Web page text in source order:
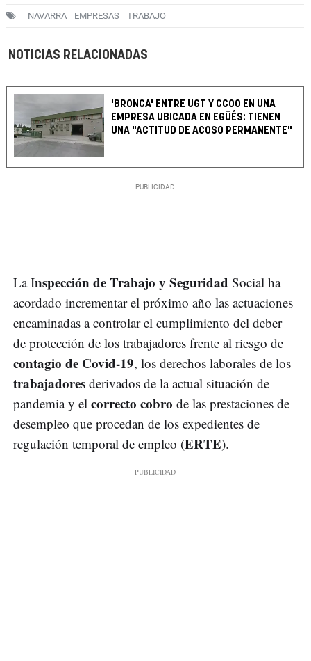
NAVARRA EMPRESAS TRABAJO
NOTICIAS RELACIONADAS
'BRONCA' ENTRE UGT Y CCOO EN UNA
EMPRESA UBICADA EN EGÜÉS: TIENEN
UNA "ACTITUD DE ACOSO PERMANENTE"
La Inspección de Trabajo y Seguridad Social ha
acordado incrementar el próximo año las actuaciones
encaminadas a controlar el cumplimiento del deber
de protección de los trabajadores frente al riesgo de
contagio de Covid-19, los derechos laborales de los
trabajadores derivados de la actual situación de
pandemia y el correcto cobro de las prestaciones de
desempleo que procedan de los expedientes de
regulación temporal de empleo (ERTE).